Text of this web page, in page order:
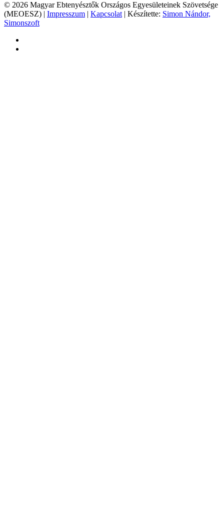
© 2026 Magyar Ebtenyésztők Országos Egyesületeinek Szövetsége
(MEOESZ) | Impresszum | Kapcsolat | Készítette: Simon Nándor,
Simonszoft